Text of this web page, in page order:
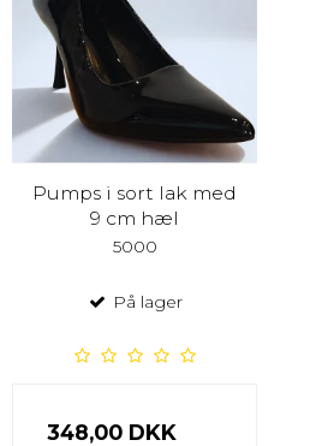
Pumps i sort lak med
9 cm hæl
5000
På lager
348,00 DKK